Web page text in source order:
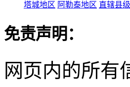
塔城地区 阿勒泰地区 直辖县级
免责声明：
网页内的所有